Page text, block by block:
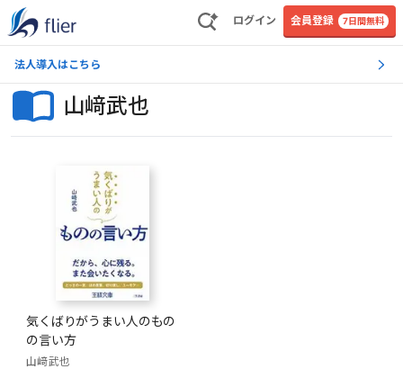
ログイン 会員登録 7日間無料
法人導入はこちら
山﨑武也
気くばりがうまい人のもの
の言い方
山﨑武也